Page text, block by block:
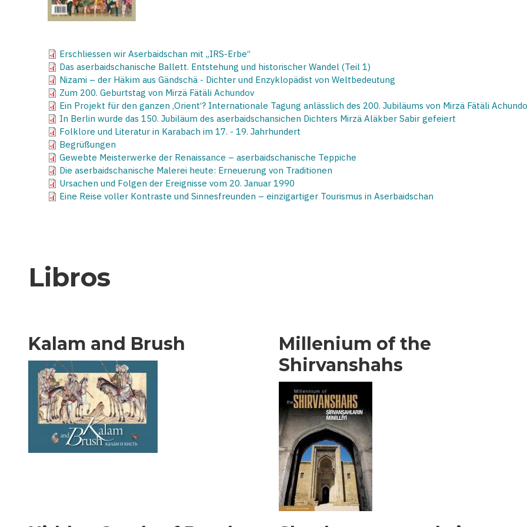
Erschliessen wir Aserbaidschan mit „IRS-Erbe“
Das aserbaidschanische Ballett. Entstehung und historischer Wandel (Teil 1)
Nizami – der Häkim aus Gändschä - Dichter und Enzyklopädist von Weltbedeutung
Zum 200. Geburtstag von Mirzä Fätäli Achundov
Ein Projekt für den ganzen ‚Orient‘? Internationale Tagung anlässlich des 200. Jubiläums von Mirzä Fätäli
In Berlin wurde das 150. Jubiläum des aserbaidschansichen Dichters Mirzä Aläkber Sabir gefeiert
Folklore und Literatur in Karabach im 17. - 19. Jahrhundert
Begrüßungen
Gewebte Meisterwerke der Renaissance – aserbaidschanische Teppiche
Die aserbaidschanische Malerei heute: Erneuerung von Traditionen
Ursachen und Folgen der Ereignisse vom 20. Januar 1990
Eine Reise voller Kontraste und Sinnesfreunden – einzigartiger Tourismus in Aserbaidschan
Libros
Kalam and Brush
Millenium of the
Shirvanshahs